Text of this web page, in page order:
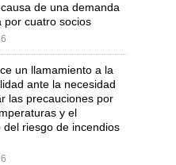
de una demanda
por cuatro socios
un llamamiento a la
ante la necesidad
las precauciones por
y el
del riesgo de incendios